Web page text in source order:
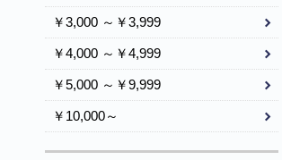
￥3,000 ～￥3,999
￥4,000 ～￥4,999
￥5,000 ～￥9,999
￥10,000～